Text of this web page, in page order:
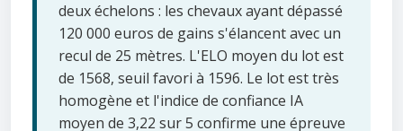
deux échelons : les chevaux ayant dépassé
120 000 euros de gains s'élancent avec un
recul de 25 mètres. L'ELO moyen du lot est
de 1568, seuil favori à 1596. Le lot est très
homogène et l'indice de confiance IA
moyen de 3,22 sur 5 confirme une épreuve